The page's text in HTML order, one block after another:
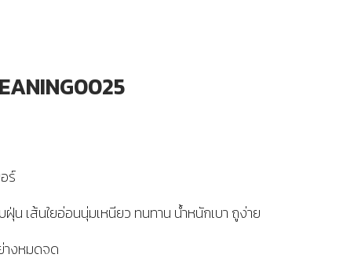
ร์
ฝุ่น เส้นใยอ่อนนุ่มเหนียว ทนทาน น้ำหนักเบา ถูง่าย
างหมดจด